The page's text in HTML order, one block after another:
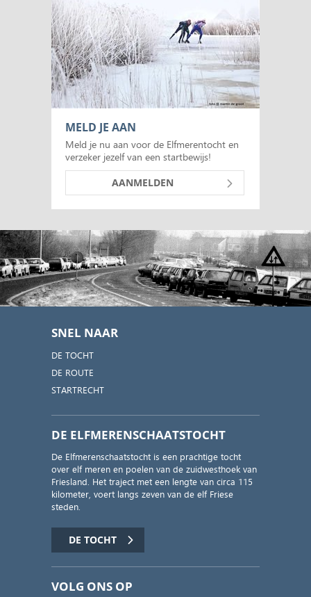
MELD JE AAN
Meld je nu aan voor de Elfmerentocht en
verzeker jezelf van een startbewijs!
AANMELDEN
SNEL NAAR
DE TOCHT
DE ROUTE
STARTRECHT
DE ELFMERENSCHAATSTOCHT
De Elfmerenschaatstocht is een prachtige tocht
over elf meren en poelen van de zuidwesthoek van
Friesland. Het traject met een lengte van circa 115
kilometer, voert langs zeven van de elf Friese
steden.
DE TOCHT
VOLG ONS OP